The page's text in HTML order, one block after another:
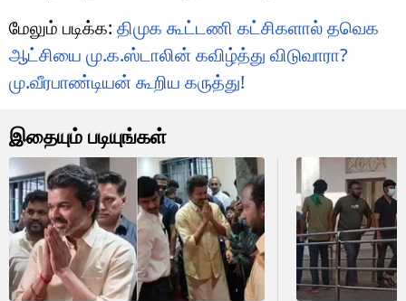
மேலும் படிக்க: திமுக கூட்டணி கட்சிகளால் தவெக
ஆட்சியை மு.க.ஸ்டாலின் கவிழ்த்து விடுவாரா?
மு.வீரபாண்டியன் கூறிய கருத்து!
இதையும் படியுங்கள்